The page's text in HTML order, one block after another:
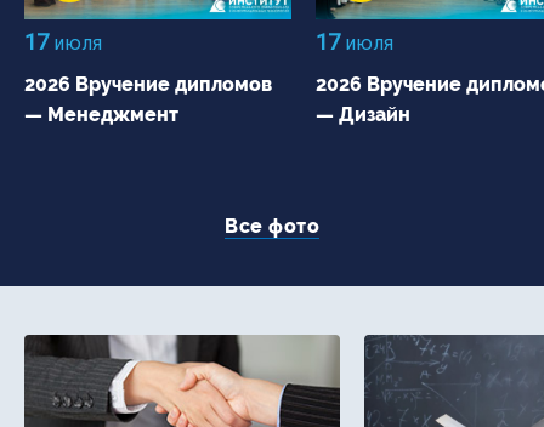
17июля
2026 Вручение дипломов
— Менеджмент
17июля
2026 Вручение
— Дизайн
Все фото